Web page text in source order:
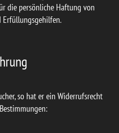
die persönliche Haftung von
Erfüllungsgehilfen.
so hat er ein Widerrufsrecht